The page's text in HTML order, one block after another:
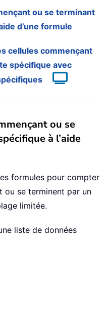
ou se terminant
d’une formule
cellules commençant
spécifique avec
ou se
à l’aide
formules pour compter
ou se terminent par un
limitée.
liste de données